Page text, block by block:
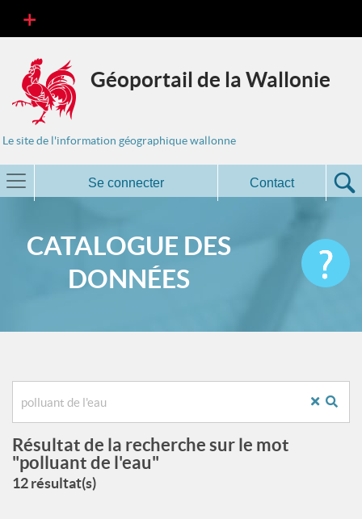
Géoportail de la Wallonie
Le site de l'information géographique wallonne
Se connecter Contact
CATALOGUE DES
DONNÉES
Résultat de la recherche sur le mot
"polluant de l'eau"
12 résultat(s)